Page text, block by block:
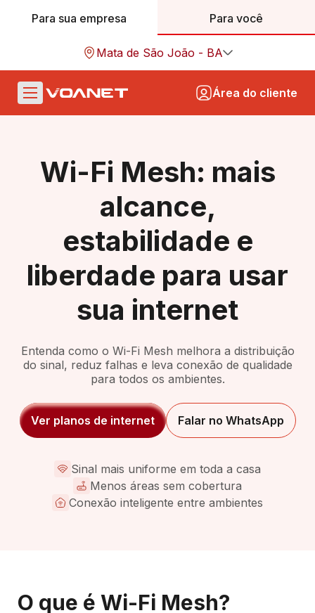
Para sua empresa Para você
Mata de São João - BA
Área do cliente
Wi-Fi Mesh: mais
alcance,
estabilidade e
liberdade para usar
sua internet
Entenda como o Wi-Fi Mesh melhora a distribuição
do sinal, reduz falhas e leva conexão de qualidade
para todos os ambientes.
Ver planos de internet Falar no WhatsApp
Sinal mais uniforme em toda a casa
Menos áreas sem cobertura
Conexão inteligente entre ambientes
O que é Wi-Fi Mesh?